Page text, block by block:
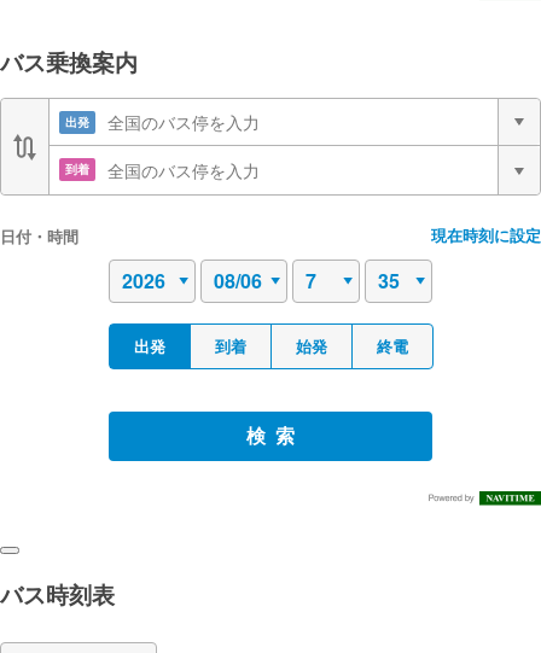
バス乗換案内
出発
到着
日付・時間 現在時刻に設定
出発 到着 始発 終電
検索
バス時刻表